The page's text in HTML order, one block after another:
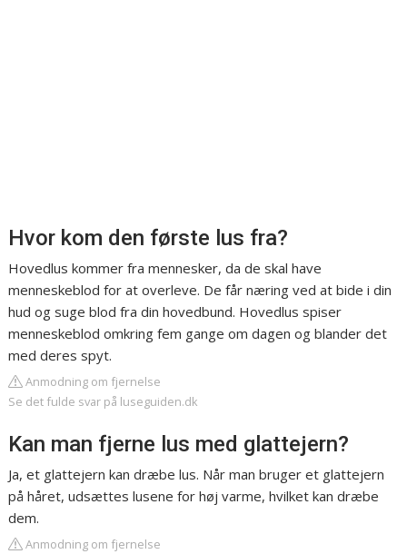
Hvor kom den første lus fra?
Hovedlus kommer fra mennesker, da de skal have
menneskeblod for at overleve. De får næring ved at bide i din
hud og suge blod fra din hovedbund. Hovedlus spiser
menneskeblod omkring fem gange om dagen og blander det
med deres spyt.
Anmodning om fjernelse
Se det fulde svar på luseguiden.dk
Kan man fjerne lus med glattejern?
Ja, et glattejern kan dræbe lus. Når man bruger et glattejern
på håret, udsættes lusene for høj varme, hvilket kan dræbe
dem.
Anmodning om fjernelse